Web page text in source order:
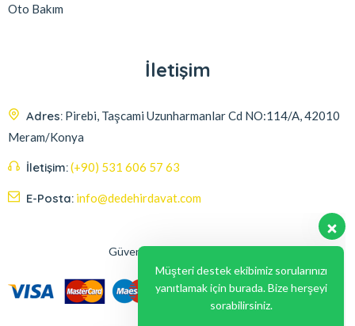
Oto Bakım
İletişim
Adres: Pirebi, Taşcami Uzunharmanlar Cd NO:114/A, 42010
Meram/Konya
İletişim:(+90) 531 606 57 63
E-Posta: info@dedehirdavat.com
Güvenli Ödeme Seçenekleri
Müşteri destek ekibimiz sorularınızı
yanıtlamak için burada. Bize herşeyi
sorabilirsiniz.